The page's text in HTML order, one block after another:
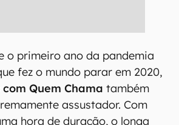
o primeiro ano da pandemia
fez o mundo parar em 2020,
Quem Chama também
assustador. Com
hora de duração, o longa